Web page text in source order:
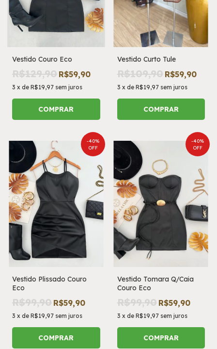
Vestido Couro Eco
R$129,90 R$59,90
3 x de R$19,97 sem juros
COMPRAR
Vestido Curto Tule
R$109,90 R$59,90
3 x de R$19,97 sem juros
COMPRAR
-40%
OFF
Vestido Plissado Couro
Eco
R$99,90 R$59,90
3 x de R$19,97 sem juros
COMPRAR
-40%
OFF
Vestido Tomara Q/Caia
Couro Eco
R$99,90 R$59,90
3 x de R$19,97 sem juros
COMPRAR